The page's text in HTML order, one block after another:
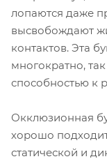
лопаются даже
высвобождают
контактов. Эта
многократно,
способностью к
Окклюзионная
хорошо
статической и